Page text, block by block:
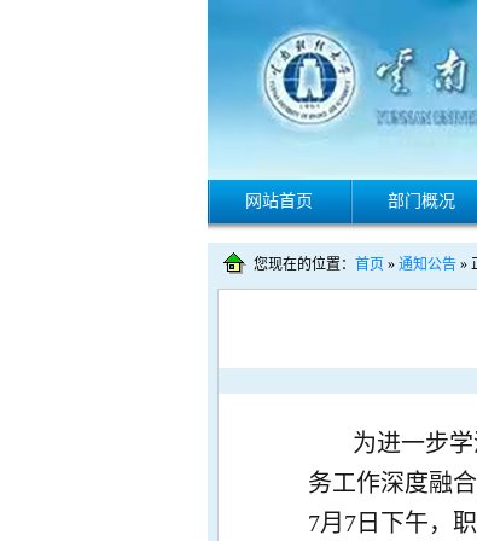
网站首页 部门概况
您现在的位置： 首页 » 通知公告 »
为进一步
务工作深度融
7月7日下午，